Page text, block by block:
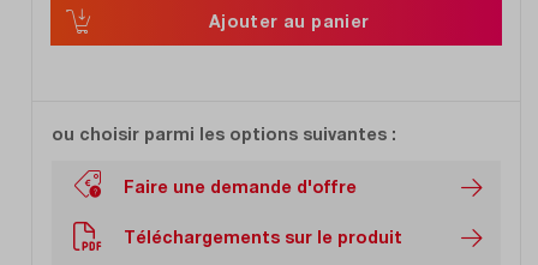
Ajouter au panier
ou choisir parmi les options suivantes :
Faire une demande d'offre
Téléchargements sur le produit